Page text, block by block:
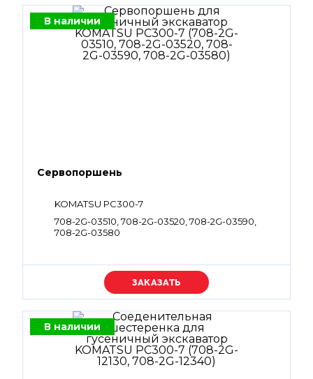
В наличии
Сервопоршень
KOMATSU PC300-7
708-2G-03510, 708-2G-03520, 708-2G-03590,
708-2G-03580
Уточняйте цену
В наличии